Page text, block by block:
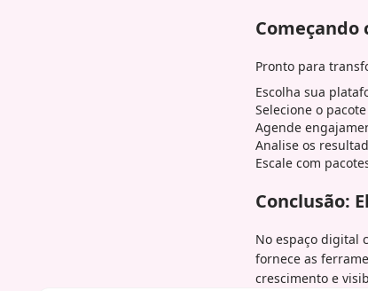
Pronto para
Escolha sua
Selecione o
Agende
Analise os
Escale com
Conclusão:
No espaço digital
fornece as
crescimento e